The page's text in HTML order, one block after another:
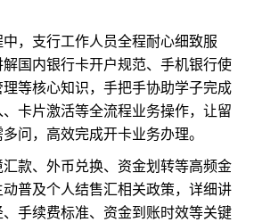
支行工作人员全程耐心细致服
国内银行卡开户规范、手机银行使
等核心知识，手把手协助学子完成
卡片激活等全流程业务操作，让留
问，高效完成开卡业务办理。
、外币兑换、资金划转等高频金
普及个人结售汇相关政策，详细讲
手续费标准、资金到账时效等关键